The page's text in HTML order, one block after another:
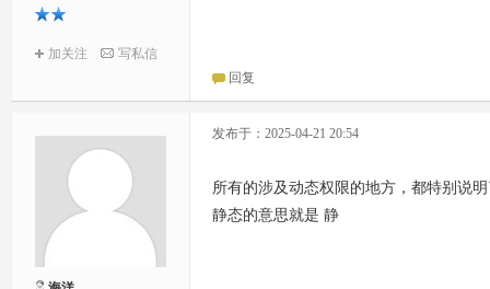
加关注 写私信
回复
发布于：2025-04-21 20:54
所有的涉及动态权限的地方，都特别说
静态的意思就是 静